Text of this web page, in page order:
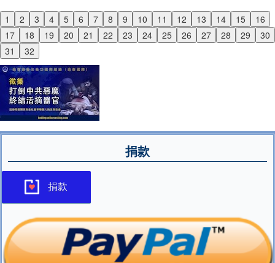
1 2 3 4 5 6 7 8 9 10 11 12 13 14 15
16
17
18 19 20 21 22 23 24 25 26 27 28 29
30
31
32
Previous
Next
捐款
捐款